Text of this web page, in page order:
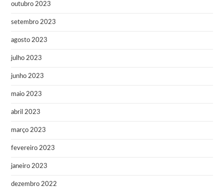
outubro 2023
setembro 2023
agosto 2023
julho 2023
junho 2023
maio 2023
abril 2023
março 2023
fevereiro 2023
janeiro 2023
dezembro 2022